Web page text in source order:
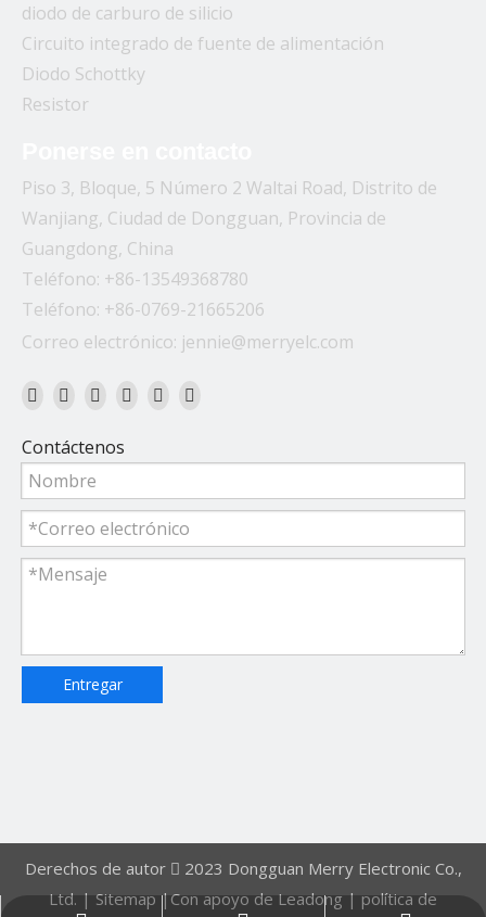
diodo de carburo de silicio
Circuito integrado de fuente de alimentación
Diodo Schottky
Resistor
Piso 3, Bloque, 5 Número 2 Waltai Road, Distrito de
Wanjiang, Ciudad de Dongguan, Provincia de
Guangdong, China
Teléfono: +86-13549368780
Teléfono: +86-0769-21665206
Correo electrónico: jennie@merryelc.com
Contáctenos
Entregar
Derechos de autor  2023 Dongguan Merry Electronic Co.,
Ltd. | Sitemap |Con apoyo de Leadong | política de